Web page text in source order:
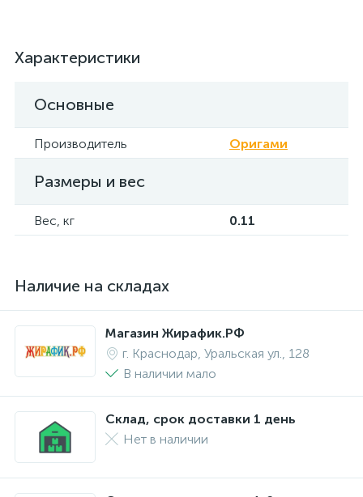
Характеристики
Основные
Производитель Оригами
Размеры и вес
Вес, кг 0.11
Наличие на складах
Магазин Жирафик.РФ
г. Краснодар, Уральская ул., 128
В наличии мало
Склад, срок доставки 1 день
Нет в наличии